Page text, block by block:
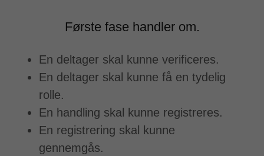
Første fase handler om.
En deltager skal kunne verificeres.
En deltager skal kunne få en tydelig
rolle.
En handling skal kunne registreres.
En registrering skal kunne
gennemgås.